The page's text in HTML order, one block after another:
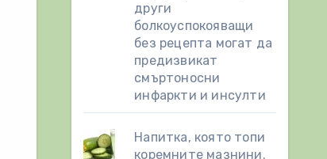
други
болкоуспокояващи
без рецепта могат да
предизвикат
смъртоносни
инфаркти и инсулти
Напитка, която топи
коремните мазнини.